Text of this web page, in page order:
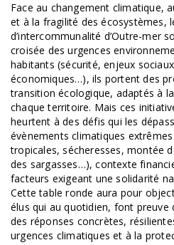
Face au changement climatique,
et à la fragilité des écosystèmes,
d’intercommunalité d’Outre-mer
croisée des urgences
habitants (sécurité, enjeux
économiques…), ils portent des
transition écologique, adaptés à
chaque territoire. Mais ces
heurtent à des défis qui les
évènements climatiques
tropicales, sécheresses, montée
des sargasses…), contexte
facteurs exigeant une solidarité
Cette table ronde aura pour
élus qui au quotidien, font preuve
des réponses concrètes,
urgences climatiques et à la